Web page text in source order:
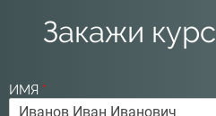
Закажи курс
ИМЯ *